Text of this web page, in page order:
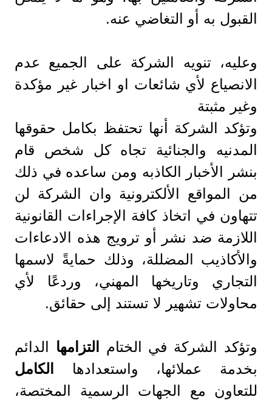
القبول به أو التغاضي عنه.
وعليه، تنويه الشركة على الجميع عدم
الانصياع لأي شائعات او اخبار غير مؤكدة
وغير مثبتة
وتؤكد الشركة أنها تحتفظ بكامل حقوقها
المدنيه والجنائية تجاه كل شخص قام
بنشر الأخبار الكاذبه ومن ساعده في ذلك
من المواقع الألكترونية وان الشركة لن
تتهاون في اتخاذ كافة الإجراءات القانونية
اللازمة ضد نشر أو ترويج هذه الادعاءات
والأكاذيب المضللة، وذلك حمايةً لاسمها
التجاري وتاريخها المهني، وردعًا لأي
محاولات تشهير لا تستند إلى حقائق.
وتؤكد الشركة في الختام التزامها الدائم
بخدمة عملائها، واستعدادها
الكامل
للتعاون مع الجهات الرسمية المختصة،